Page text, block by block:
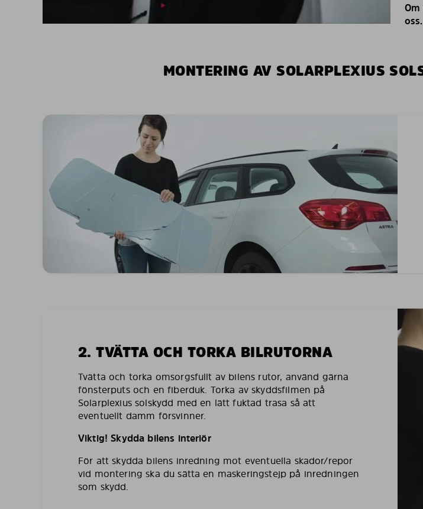
MONTERING AV SOLARPLEXIUS
2. TVÄTTA OCH TORKA BILRUTORNA
Tvätta och torka omsorgsfullt av bilens rutor, använd gärna
fönsterputs och en fiberduk. Torka av skyddsfilmen på
Solarplexius solskydd med en lätt fuktad trasa så att
eventuellt damm försvinner.
Viktig! Skydda bilens interiör
För att skydda bilens inredning mot eventuella skador/repor
vid montering ska du sätta en maskeringstejp på inredningen
som skydd.